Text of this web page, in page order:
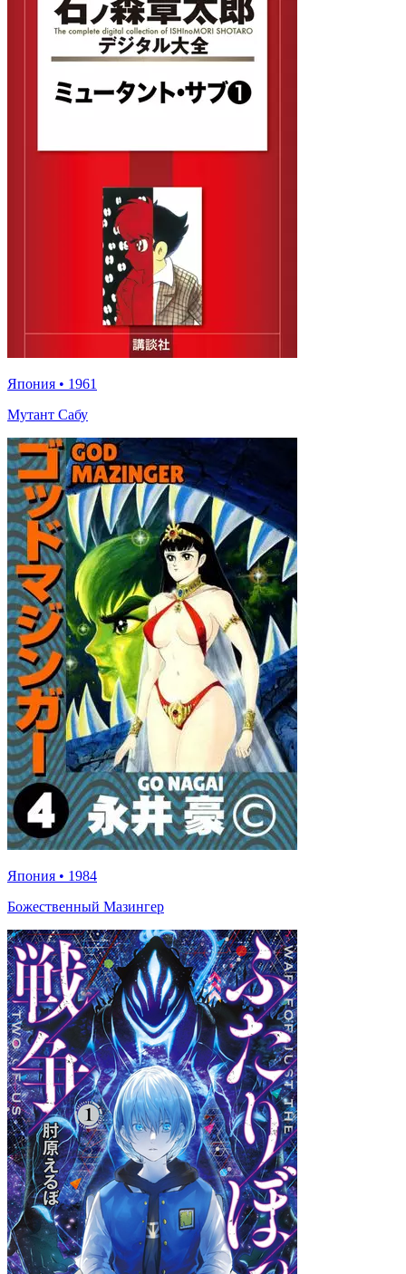
Япония • 1961
Мутант Сабу
Япония • 1984
Божественный Мазингер